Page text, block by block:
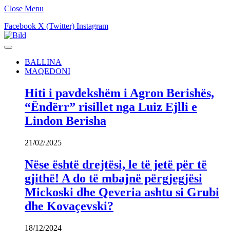
Close Menu
Facebook X (Twitter) Instagram
BALLINA
MAQEDONI
Hiti i pavdekshëm i Agron Berishës,
“Ëndërr” risillet nga Luiz Ejlli e
Lindon Berisha
21/02/2025
Nëse është drejtësi, le të jetë për të
gjithë! A do të mbajnë përgjegjësi
Mickoski dhe Qeveria ashtu si Grubi
dhe Kovaçevski?
18/12/2024